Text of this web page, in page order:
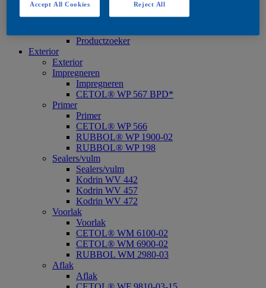
Oplosmiddelhoudend
Quick Search
Productzoeker
Exterior
Exterior
Impregneren
Impregneren
CETOL® WP 567 BPD*
Primer
Primer
CETOL® WP 566
RUBBOL® WP 1900-02
RUBBOL® WP 198
Sealers/vulm
Sealers/vulm
Kodrin WV 442
Kodrin WV 457
Kodrin WV 472
Voorlak
Voorlak
CETOL® WM 6100-02
CETOL® WM 6900-02
RUBBOL WM 2980-03
Aflak
Aflak
Reject All
Accept All Cookies